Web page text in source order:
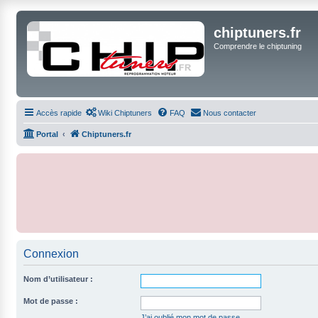
chiptuners.fr
Comprendre le chiptuning
Accès rapide Wiki Chiptuners FAQ Nous contacter
Portal Chiptuners.fr
Connexion
Nom d’utilisateur :
Mot de passe :